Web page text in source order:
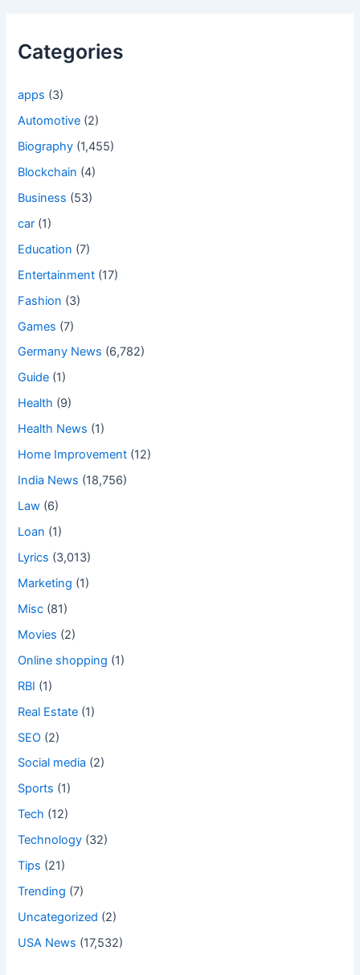
Categories
apps (3)
Automotive (2)
Biography (1,455)
Blockchain (4)
Business (53)
car (1)
Education (7)
Entertainment (17)
Fashion (3)
Games (7)
Germany News (6,782)
Guide (1)
Health (9)
Health News (1)
Home Improvement (12)
India News (18,756)
Law (6)
Loan (1)
Lyrics (3,013)
Marketing (1)
Misc (81)
Movies (2)
Online shopping (1)
RBI (1)
Real Estate (1)
SEO (2)
Social media (2)
Sports (1)
Tech (12)
Technology (32)
Tips (21)
Trending (7)
Uncategorized (2)
USA News (17,532)